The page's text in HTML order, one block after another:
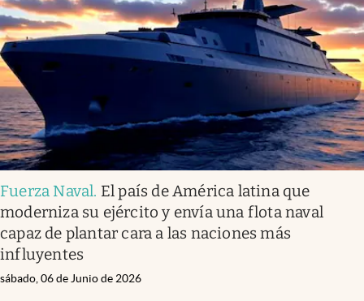
Fuerza Naval. El país de América latina que
moderniza su ejército y envía una flota naval
capaz de plantar cara a las naciones más
influyentes
sábado, 06 de Junio de 2026